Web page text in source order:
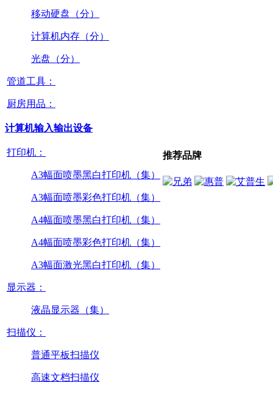
移动硬盘（分）
计算机内存（分）
光盘（分）
管道工具：
厨房用品：
计算机输入输出设备
打印机：
A3幅面喷墨黑白打印机（集）
A3幅面喷墨彩色打印机（集）
A4幅面喷墨黑白打印机（集）
A4幅面喷墨彩色打印机（集）
A3幅面激光黑白打印机（集）
显示器：
液晶显示器（集）
扫描仪：
普通平板扫描仪
高速文档扫描仪
推荐品牌